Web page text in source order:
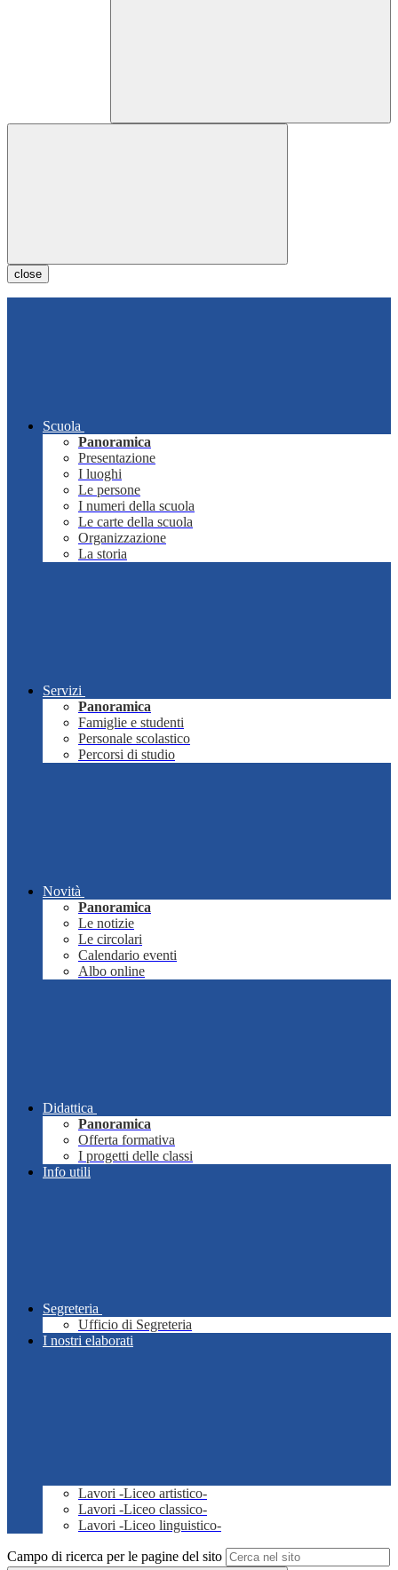
close
Scuola
Panoramica
Presentazione
I luoghi
Le persone
I numeri della scuola
Le carte della scuola
Organizzazione
La storia
Servizi
Panoramica
Famiglie e studenti
Personale scolastico
Percorsi di studio
Novità
Panoramica
Le notizie
Le circolari
Calendario eventi
Albo online
Didattica
Panoramica
Offerta formativa
I progetti delle classi
Info utili
Segreteria
Ufficio di Segreteria
I nostri elaborati
Lavori -Liceo artistico-
Lavori -Liceo classico-
Lavori -Liceo linguistico-
Campo di ricerca per le pagine del sito